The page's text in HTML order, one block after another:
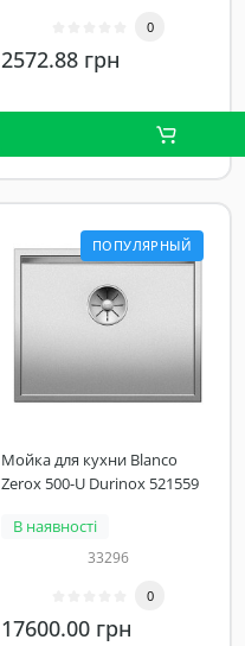
0
2572.88 грн
ПОПУЛЯРНЫЙ
Мойка для кухни Blanco
Zerox 500-U Durinox 521559
В наявності
33296
0
17600.00 грн